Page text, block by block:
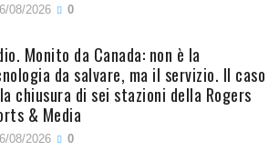
08/2026 0
Monito da Canada: non è la
da salvare, ma il servizio. Il caso
chiusura di sei stazioni della Rogers
& Media
08/2026 0